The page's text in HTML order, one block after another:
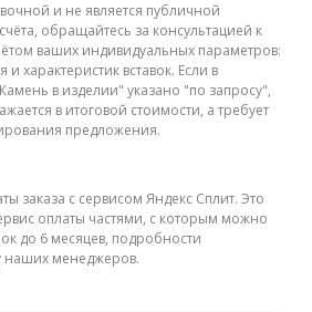
и не является публичной
обращайтесь за консультацией к
ваших индивидуальных параметров:
характеристик вставок. Если в
в изделии" указано "по запросу",
в итоговой стоимости, а требует
предложения.
заказа с сервисом Яндекс Сплит. Это
оплаты частями, с которым можно
до 6 месяцев, подробности
наших менеджеров.